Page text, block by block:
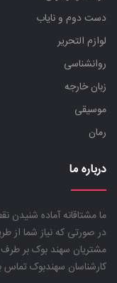
دست دوم و نایاب
لوازم التحریر
روانشناسی
زبان خارجه
موسیقی
رمان
درباره ما
ما مشتاقانه آماده شنیدن
در صورتی که نیاز شما
مشتریان سهند بوک بر
کارشناسان سهندبوک تماس